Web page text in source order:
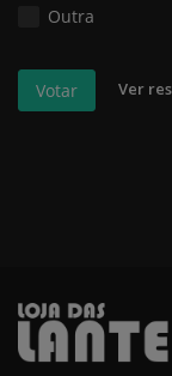
Outra
Votar Ver